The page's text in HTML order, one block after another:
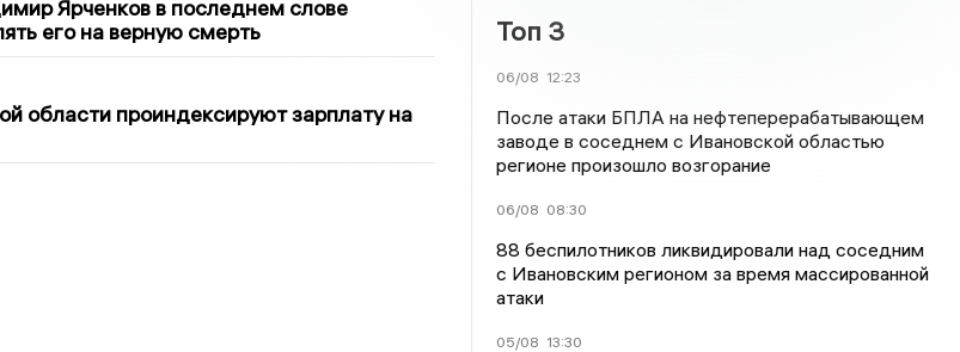
Ярченков в последнем слове
его на верную смерть
области проиндексируют зарплату на
Топ 3
06/08 12:23
После атаки БПЛА на нефтеперерабатывающем
заводе в соседнем с Ивановской областью
регионе произошло возгорание
06/08 08:30
88 беспилотников ликвидировали над соседним
с Ивановским регионом за время массированной
атаки
05/08 13:30